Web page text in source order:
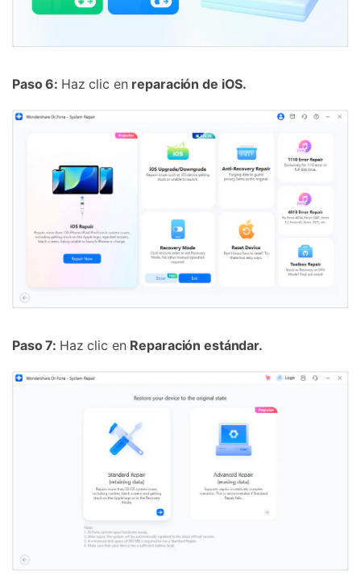
Paso 6: Haz clic en reparación de iOS.
Paso 7: Haz clic en Reparación estándar.